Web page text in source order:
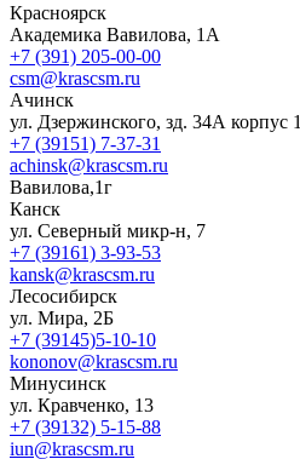
Красноярск
Академика Вавилова, 1А
+7 (391) 205-00-00
csm@krascsm.ru
Ачинск
ул. Дзержинского, зд. 34А корпус 1
+7 (39151) 7-37-31
achinsk@krascsm.ru
Вавилова,1г
Канск
ул. Северный микр-н, 7
+7 (39161) 3-93-53
kansk@krascsm.ru
Лесосибирск
ул. Мира, 2Б
+7 (39145)5-10-10
kononov@krascsm.ru
Минусинск
ул. Кравченко, 13
+7 (39132) 5-15-88
iun@krascsm.ru